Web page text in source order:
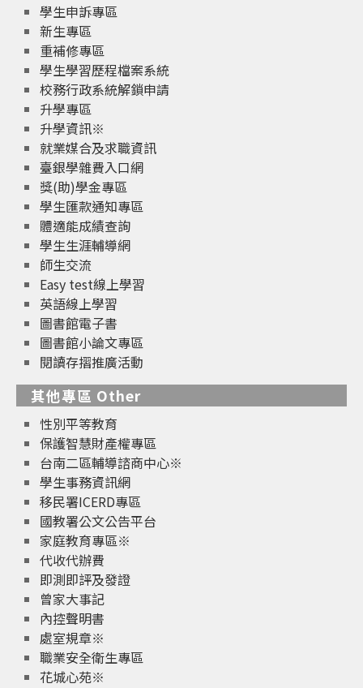
學生申訴專區
新生專區
重補修專區
學生學習歷程檔案系統
校務行政系統解鎖申請
升學專區
升學資訊※
就業媒合及求職資訊
臺銀學雜費入口網
獎(助)學金專區
學生匯款通知專區
體適能成績查詢
學生生涯輔導網
師生交流
Easy test線上學習
英語線上學習
圖書館電子書
圖書館小論文專區
閱讀存摺推廣活動
其他專區 Other
性別平等教育
保護智慧財產權專區
台南二區輔導諮商中心※
學生事務資訊網
移民署ICERD專區
國教署公文公告平台
家庭教育專區※
代收代辦費
即測即評及發證
曾家大事記
內控聲明書
處室規章※
職業安全衛生專區
花城心苑※